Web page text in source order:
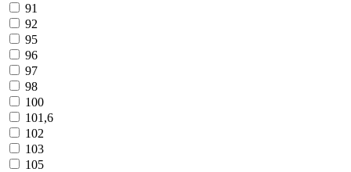
91
92
95
96
97
98
100
101,6
102
103
105